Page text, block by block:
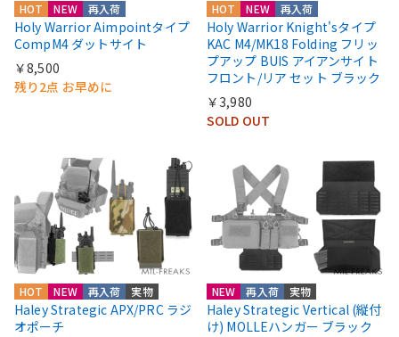
HOT NEW 再入荷
Holy Warrior Aimpointタイプ
CompM4 ダットサイト
￥8,500
残り2点 お早めに
HOT NEW 再入荷
Holy Warrior Knight'sタイプ
KAC M4/MK18 Folding フリッ
プアップ BUIS アイアンサイト
フロント/リア セット ブラック
￥3,980
SOLD OUT
HOT NEW 再入荷 実物
Haley Strategic APX/PRC ラジ
オポーチ
NEW 再入荷 実物
Haley Strategic Vertical (縦付
け) MOLLEハンガー ブラック